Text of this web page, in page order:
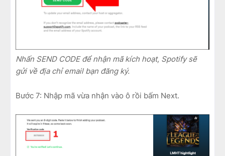
Nhấn SEND CODE để nhận mã kích hoạt, Spotify sẽ
gửi về địa chỉ email bạn đăng ký.
Bước 7: Nhập mã vừa nhận vào ô rồi bấm Next.